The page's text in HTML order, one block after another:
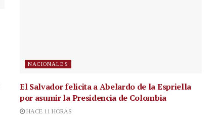
NACIONALES
El Salvador felicita a Abelardo de la Espriella
por asumir la Presidencia de Colombia
HACE 11 HORAS